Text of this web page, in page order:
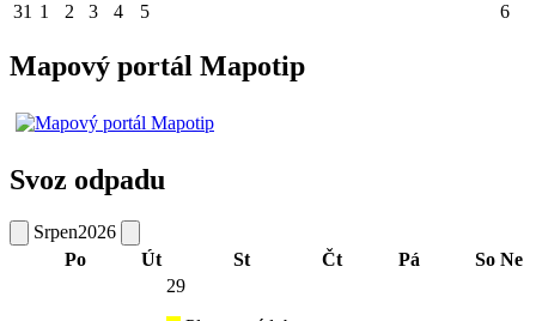
31 1 2 3 4 5 6
Mapový portál Mapotip
Svoz odpadu
Srpen2026
Po
Út St Čt Pá So Ne
29